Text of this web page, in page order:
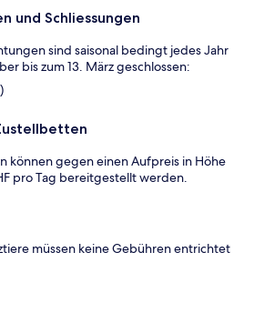
und Schliessungen
sind saisonal bedingt jedes Jahr
bis zum 13. März geschlossen:
können gegen einen Aufpreis in Höhe
pro Tag bereitgestellt werden.
müssen keine Gebühren entrichtet